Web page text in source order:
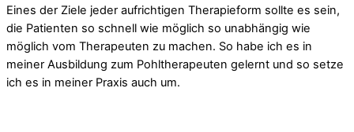
Eines der Ziele jeder aufrichtigen Therapieform sollte es sein,
die Patienten so schnell wie möglich so unabhängig wie
möglich vom Therapeuten zu machen. So habe ich es in
meiner Ausbildung zum Pohltherapeuten gelernt und so setze
ich es in meiner Praxis auch um.